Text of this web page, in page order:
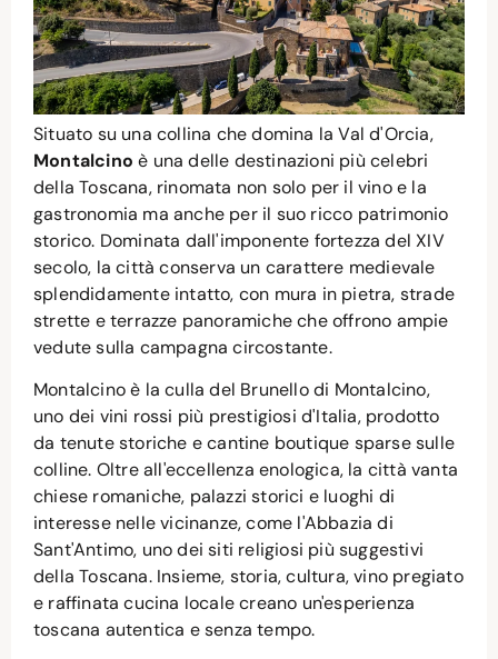
Situato su una collina che domina la Val d'Orcia,
Montalcino è una delle destinazioni più celebri
della Toscana, rinomata non solo per il vino e la
gastronomia ma anche per il suo ricco patrimonio
storico. Dominata dall'imponente fortezza del XIV
secolo, la città conserva un carattere medievale
splendidamente intatto, con mura in pietra, strade
strette e terrazze panoramiche che offrono ampie
vedute sulla campagna circostante.
Montalcino è la culla del Brunello di Montalcino,
uno dei vini rossi più prestigiosi d'Italia, prodotto
da tenute storiche e cantine boutique sparse sulle
colline. Oltre all'eccellenza enologica, la città vanta
chiese romaniche, palazzi storici e luoghi di
interesse nelle vicinanze, come l'Abbazia di
Sant'Antimo, uno dei siti religiosi più suggestivi
della Toscana. Insieme, storia, cultura, vino pregiato
e raffinata cucina locale creano un'esperienza
toscana autentica e senza tempo.